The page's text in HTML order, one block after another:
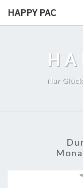
HAPPY PAC
Nur